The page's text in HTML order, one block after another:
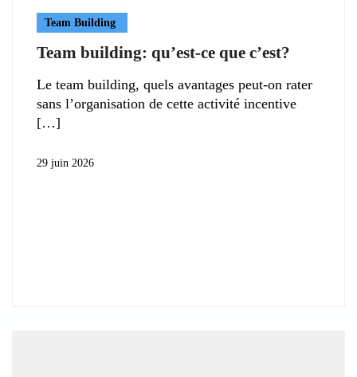
Team Building
Team building: qu’est-ce que c’est?
Le team building, quels avantages peut-on rater
sans l’organisation de cette activité incentive
29 juin 2026